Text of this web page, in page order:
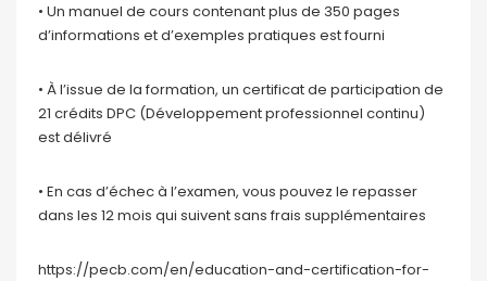
• Un manuel de cours contenant plus de 350 pages
d’informations et d’exemples pratiques est fourni
• À l’issue de la formation, un certificat de participation de
21 crédits DPC (Développement professionnel continu)
est délivré
• En cas d’échec à l’examen, vous pouvez le repasser
dans les 12 mois qui suivent sans frais supplémentaires
https://pecb.com/en/education-and-certification-for-